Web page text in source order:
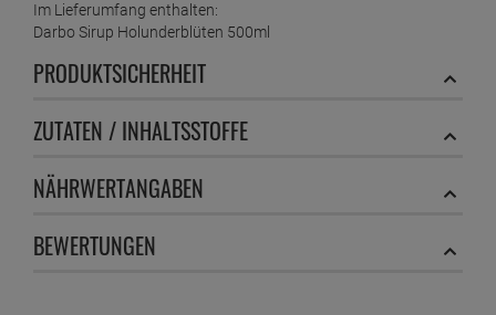
Im Lieferumfang enthalten:
Darbo Sirup Holunderblüten 500ml
PRODUKTSICHERHEIT
ZUTATEN / INHALTSSTOFFE
NÄHRWERTANGABEN
BEWERTUNGEN